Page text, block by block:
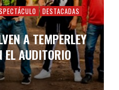
DESTACADAS
A TEMPERLEY
EL AUDITORIO